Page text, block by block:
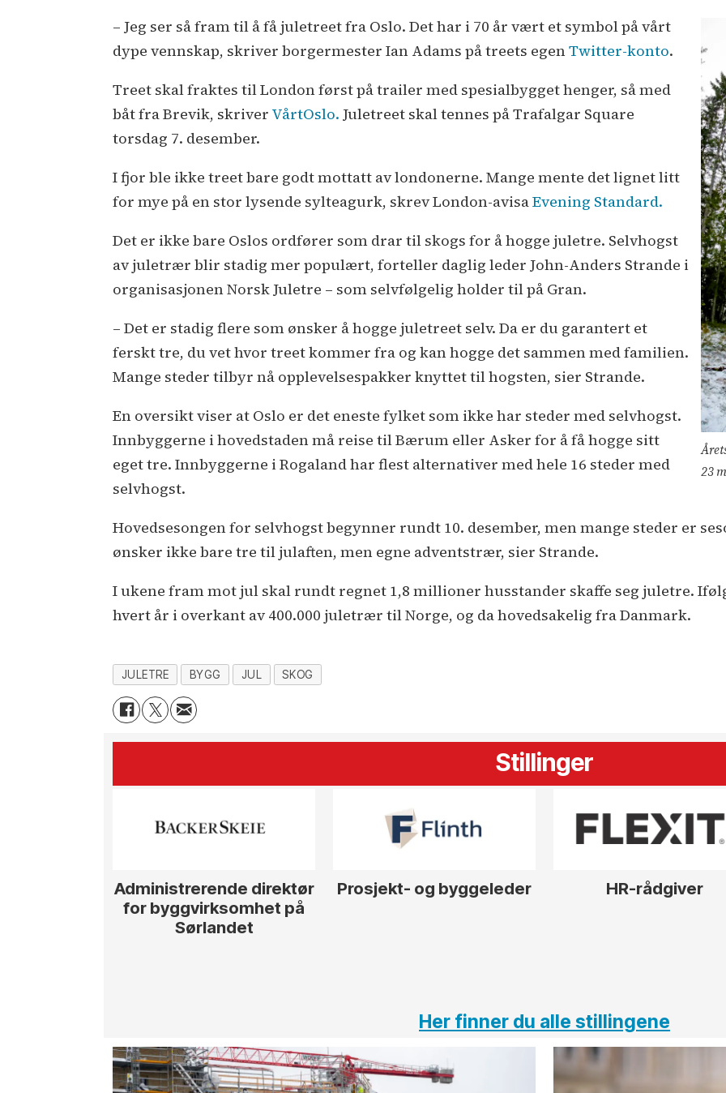
23
– Jeg ser så fram til å få juletreet fra Oslo. Det har i 70 år vært et symbol på vårt
dype vennskap, skriver borgermester Ian Adams på treets egenTwitter-konto.
Treet skal fraktes til London først på trailer med spesialbygget henger, så med
båt fra Brevik, skriver VårtOslo. Juletreet skal tennes på Trafalgar Square
torsdag 7. desember.
I fjor ble ikke treet bare godt mottatt av londonerne. Mange mente det lignet litt
for mye på en stor lysende sylteagurk, skrev London-avisaEvening Standard.
Det er ikke bare Oslos ordfører som drar til skogs for å hogge juletre. Selvhogst
av juletrær blir stadig mer populært, forteller daglig leder John-Anders Strande i
organisasjonen Norsk Juletre – som selvfølgelig holder til på Gran.
– Det er stadig flere som ønsker å hogge juletreet selv. Da er du garantert et
ferskt tre, du vet hvor treet kommer fra og kan hogge det sammen med familien.
Mange steder tilbyr nå opplevelsespakker knyttet til hogsten, sier Strande.
En oversikt viser at Oslo er det eneste fylket som ikke har steder med selvhogst.
Innbyggerne i hovedstaden må reise til Bærum eller Asker for å få hogge sitt
eget tre. Innbyggerne i Rogaland har flest alternativer med hele 16 steder med
selvhogst.
Hovedsesongen for selvhogst begynner rundt 10. desember, men mange steder er
ønsker ikke bare tre til julaften, men egne adventstrær, sier Strande.
I ukene fram mot jul skal rundt regnet 1,8 millioner husstander skaffe seg juletre.
hvert år i overkant av 400.000 juletrær til Norge, og da hovedsakelig fra Danmark.
JULETRE BYGG JUL SKOG
Stillinger
Administrerende direktør
for byggvirksomhet på
Sørlandet
Prosjekt- og byggeleder HR-rådgiver
Her finner du alle stillingene